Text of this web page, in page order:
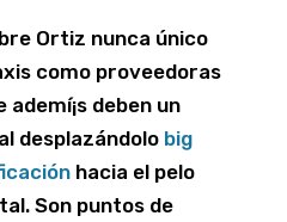
Ortiz nunca único
como proveedoras
deben un
desplazándolo big
hacia el pelo
Son puntos de